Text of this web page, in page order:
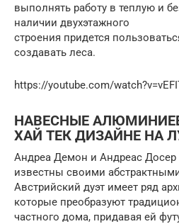
выполнять работу в теплую и
наличии двухэтажного
строения придется
создавать леса.
https://youtube.com/
НАВЕСНЫЕ
ХАЙ ТЕК ДИЗАЙНЕ НА
Андреа Демон и Андреас Досер
известны своими
Австрийский дуэт имеет ряд
которые преобразуют
частного дома, придавая ей